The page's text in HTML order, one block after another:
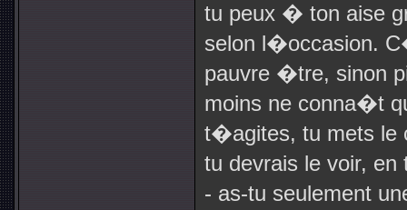
tu peux � ton aise
selon l�occasion.
pauvre �tre, sinon
moins ne conna�t
t�agites, tu mets le
tu devrais le voir,
- as-tu seulement